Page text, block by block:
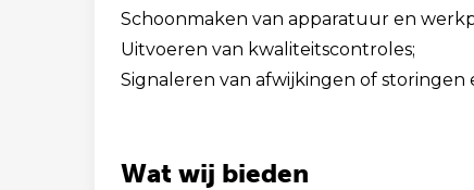
Schoonmaken van apparatuur en
Uitvoeren van kwaliteitscontroles;
Signaleren van afwijkingen of
Wat wij bieden